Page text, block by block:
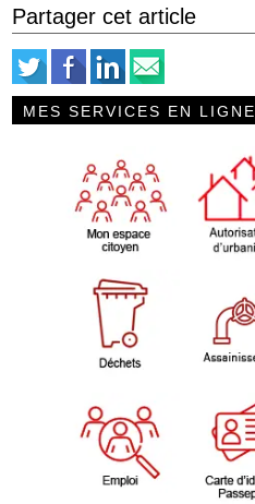
Partager cet article
MES SERVICES EN LIGNE